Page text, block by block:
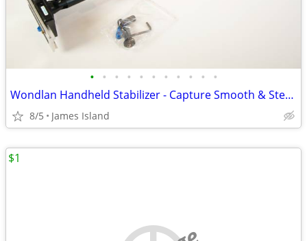
• • • • • • • • • • •
Wondlan Handheld Stabilizer - Capture Smooth & Steady Shots
8/5 James Island
$1